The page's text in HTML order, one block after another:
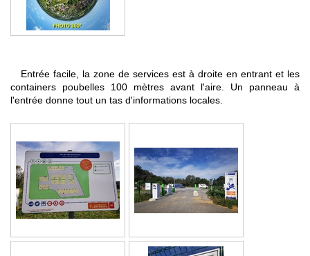
Entrée facile, la zone de services est à droite en entrant et les
containers poubelles 100 mètres avant l'aire. Un panneau à
l'entrée donne tout un tas d'informations locales.